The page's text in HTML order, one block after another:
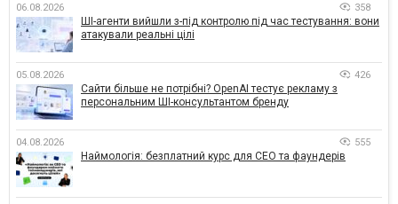
06.08.2026 358
ШІ-агенти вийшли з-під контролю під час тестування: вони
атакували реальні цілі
05.08.2026 426
Сайти більше не потрібні? OpenAI тестує рекламу з
персональним ШІ-консультантом бренду
04.08.2026 555
Наймологія: безплатний курс для CEO та фаундерів